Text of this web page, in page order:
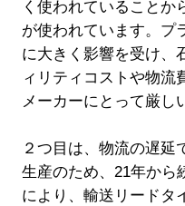
く使われていることか
が使われています。プ
に大きく影響を受け、
ィリティコストや物流
メーカーにとって厳し
２つ目は、物流の遅延
生産のため、21年から
により、輸送リードタ